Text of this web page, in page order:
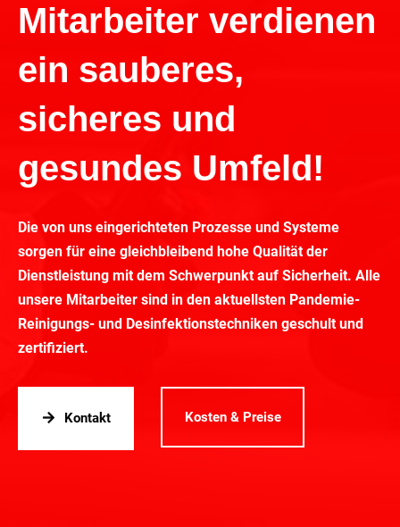
Mitarbeiter verdienen
ein sauberes,
sicheres und
gesundes Umfeld!
Die von uns eingerichteten Prozesse und Systeme
sorgen für eine gleichbleibend hohe Qualität der
Dienstleistung mit dem Schwerpunkt auf Sicherheit. Alle
unsere Mitarbeiter sind in den aktuellsten Pandemie-
Reinigungs- und Desinfektionstechniken geschult und
zertifiziert.
Kontakt Kosten & Preise